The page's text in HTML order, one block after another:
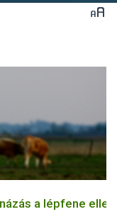
a lépfene elleni